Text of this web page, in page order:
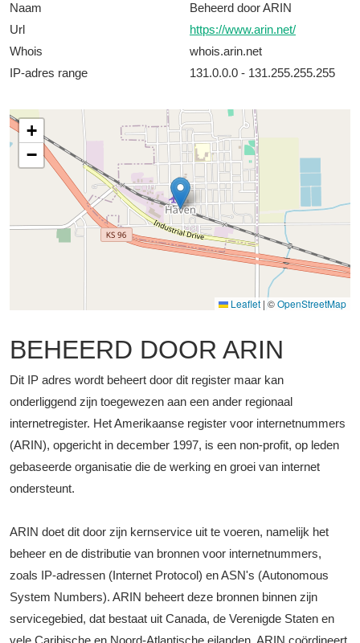
Naam
Beheerd door ARIN
Url
https://www.arin.net/
Whois
whois.arin.net
IP-adres range
131.0.0.0 - 131.255.255.255
+
−
Leaflet | ©OpenStreetMap
BEHEERD DOOR ARIN
Dit IP adres wordt beheert door dit register maar kan
onderliggend zijn toegewezen aan een ander regionaal
internetregister. Het Amerikaanse register voor internetnummers
(ARIN), opgericht in december 1997, is een non-profit, op leden
gebaseerde organisatie die de werking en groei van internet
ondersteunt.
ARIN doet dit door zijn kernservice uit te voeren, namelijk het
beheer en de distributie van bronnen voor internetnummers,
zoals IP-adressen (Internet Protocol) en ASN's (Autonomous
System Numbers). ARIN beheert deze bronnen binnen zijn
servicegebied, dat bestaat uit Canada, de Verenigde Staten en
vele Caribische en Noord-Atlantische eilanden. ARIN coördineert